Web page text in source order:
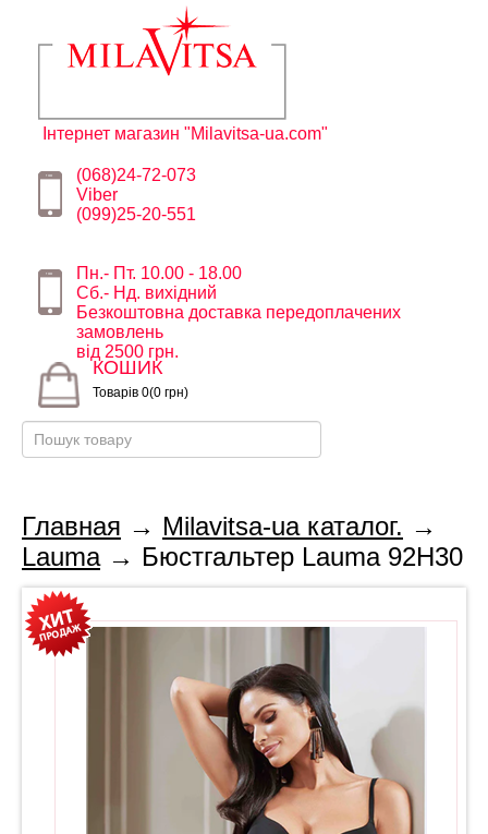
Інтернет магазин "Milavitsa-ua.com"
(068)24-72-073
Viber
(099)25-20-551
Пн.- Пт. 10.00 - 18.00
Сб.- Нд. вихідний
Безкоштовна доставка передоплачених
замовлень
від 2500 грн.
КОШИК
Товарів 0(0 грн)
Главная → Milavitsa-ua каталог. →
Lauma→ Бюстгальтер Lauma 92H30